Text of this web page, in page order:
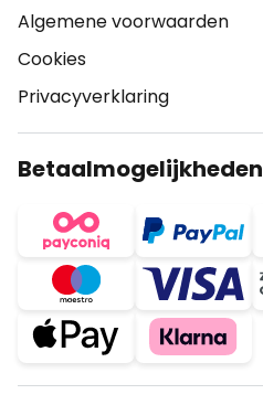
Algemene voorwaarden
Cookies
Privacyverklaring
Betaalmogelijkheden